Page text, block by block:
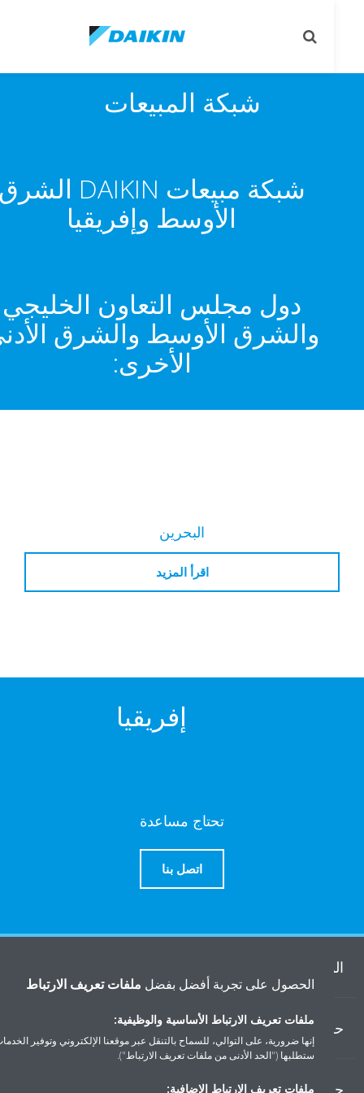
شبكة المبيعات
شبكة مبيعات DAIKIN الشرق
الأوسط وإفريقيا
دول مجلس التعاون الخليجي
والشرق الأوسط والشرق الأدنى
الأخرى:
البحرين
اقرأ المزيد
إفريقيا
تحتاج مساعدة
اتصل بنا
دايكن
الحصول على تجربة أفضل بفضلملفات تعريف الارتباط
ملفات تعريف الارتباط الأساسية والوظيفية:
إنها ضرورية، على التوالي، للسماح بالتنقل عبر موقعنا الإلكتروني وتوفير الخدمات التي
ستطلبها ("الحد الأدنى من ملفات تعريف الارتباط").
ملفات تعريف الارتباط الإضافية: